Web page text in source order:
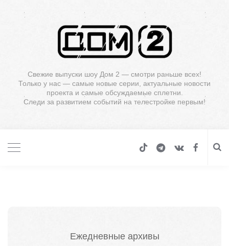
Свежие выпуски шоу Дом 2 — смотри раньше всех!
Только у нас — самые новые серии, актуальные новости
проекта и самые обсуждаемые сплетни.
Следи за развитием событий на телестройке первым!
Ежедневные архивы